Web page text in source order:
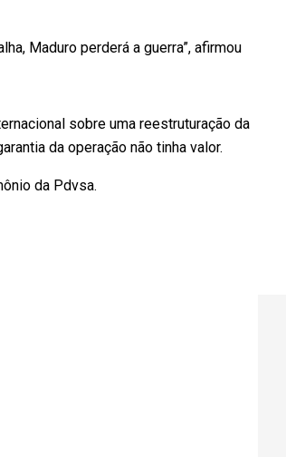
Maduro perderá a guerra”, afirmou
sobre uma reestruturação da
da operação não tinha valor.
da Pdvsa.